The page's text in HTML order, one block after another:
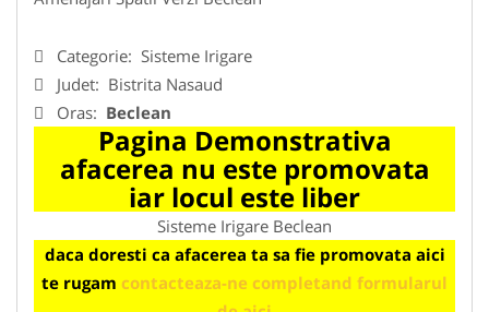
Categorie: Sisteme Irigare
Judet: Bistrita Nasaud
Oras: Beclean
Pagina Demonstrativa
afacerea nu este promovata
iar locul este liber
Sisteme Irigare Beclean
daca doresti ca afacerea ta sa fie promovata aici
te rugam contacteaza-ne completand formularul